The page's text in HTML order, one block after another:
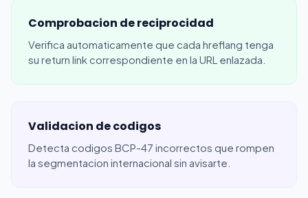
Comprobacion de reciprocidad
Verifica automaticamente que cada hreflang tenga
su return link correspondiente en la URL enlazada.
Validacion de codigos
Detecta codigos BCP-47 incorrectos que rompen
la segmentacion internacional sin avisarte.